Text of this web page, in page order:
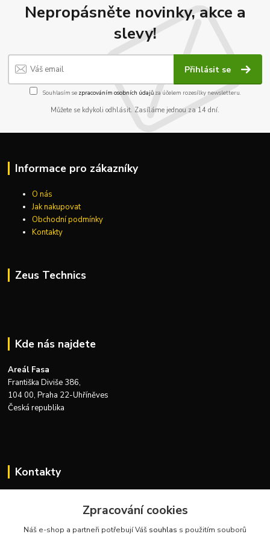
Nepropásněte novinky, akce a
slevy!
Přihlásit se
Souhlasím se zpracováním osobních údajůza účelem rozesílky newsletteru.
Můžete se kdykoli odhlásit. Zasíláme jednou za 14 dní.
Informace pro zákazníky
O nás
Jak nakupovat
Obchodní podmínky
Kontakty
Zeus Technics
Kde nás najdete
Areál Fasa
Františka Diviše 386,
104 00, Praha 22-Uhříněves
Česká republika
Kontakty
+420 732 915 376Zpracování cookies
Náš e-shop a partneři potřebují Váš souhlas s použitím souborů